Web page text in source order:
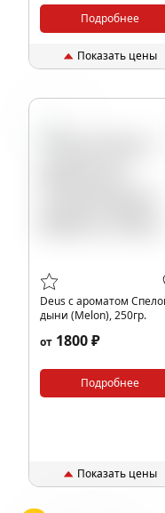
Подробнее
Показать цены
Deus с ароматом
дыни (Melon), 250гр.
от 1800 ₽
Подробнее
Показать цены